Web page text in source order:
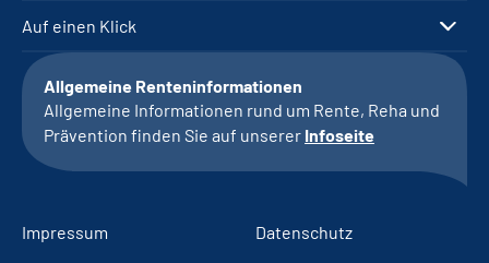
Auf einen Klick
Allgemeine Renteninformationen
Allgemeine Informationen rund um Rente, Reha und
Prävention finden Sie auf unserer Infoseite
Impressum
Datenschutz